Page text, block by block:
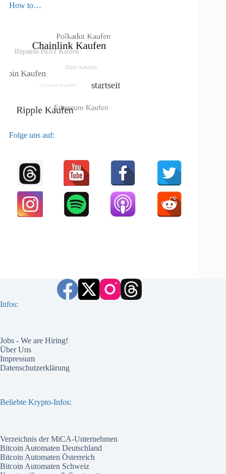
How to…
Folge uns auf:
Infos:
Jobs - We are Hiring!
Über Uns
Impressum
Datenschutzerklärung
Beliebte Krypto-Infos:
Verzeichnis der MiCA-Unternehmen
Bitcoin Automaten Deutschland
Bitcoin Automaten Österreich
Bitcoin Automaten Schweiz